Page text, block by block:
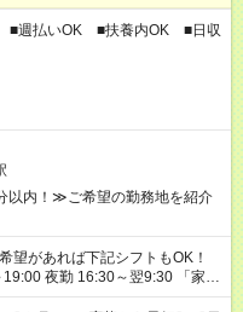
■週払いOK ■扶養内OK ■日収
以内！≫ご希望の勤務地を紹介
夜勤 16:30～翌9:30 「家族
持って夕飯の準備がしたい」